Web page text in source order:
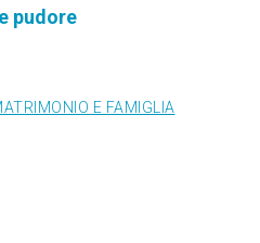
pudore
E FAMIGLIA